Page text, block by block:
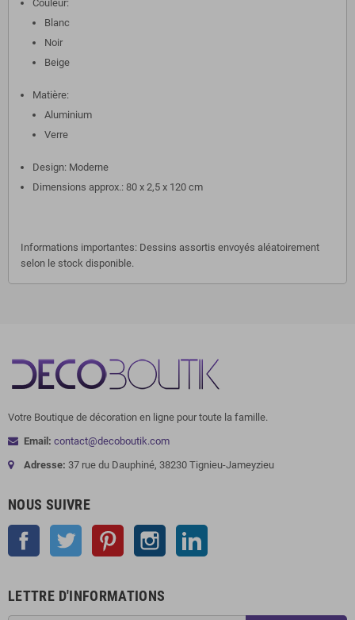
Couleur:
Blanc
Noir
Beige
Matière:
Aluminium
Verre
Design: Moderne
Dimensions approx.: 80 x 2,5 x 120 cm
Informations importantes: Dessins assortis envoyés aléatoirement
selon le stock disponible.
Votre Boutique de décoration en ligne pour toute la famille.
Email: contact@decoboutik.com
Adresse: 37 rue du Dauphiné, 38230 Tignieu-Jameyzieu
NOUS SUIVRE
Facebook Twitter Pinterest Instagram
LETTRE D'INFORMATIONS